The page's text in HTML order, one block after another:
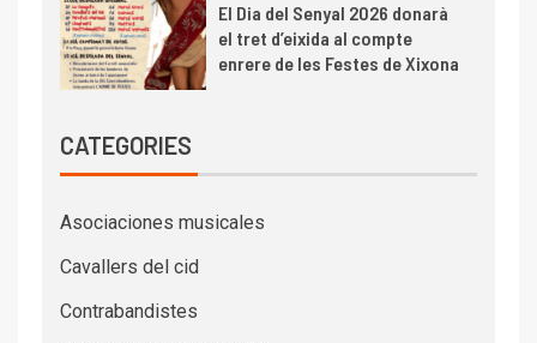
El Dia del Senyal 2026 donarà
el tret d’eixida al compte
enrere de les Festes de Xixona
CATEGORIES
Asociaciones musicales
Cavallers del cid
Contrabandistes